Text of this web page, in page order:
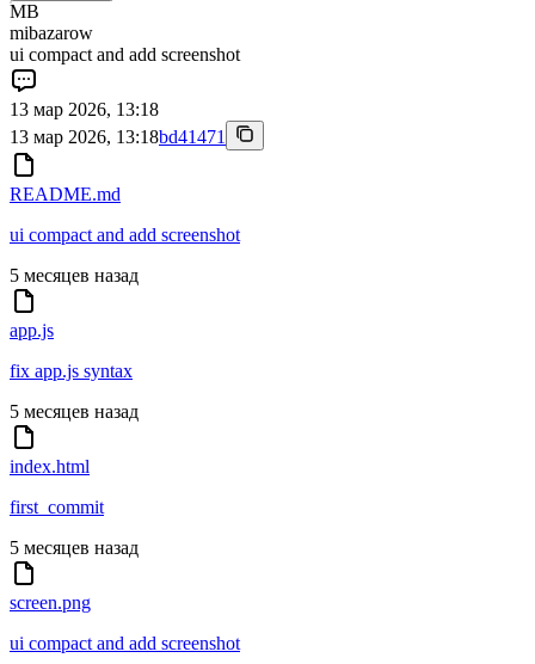
MB
mibazarow
ui compact and add screenshot
13 мар 2026, 13:18
13 мар 2026, 13:18bd41471
README.md
ui compact and add screenshot
5 месяцев назад
app.js
fix app.js syntax
5 месяцев назад
index.html
first_commit
5 месяцев назад
screen.png
ui compact and add screenshot